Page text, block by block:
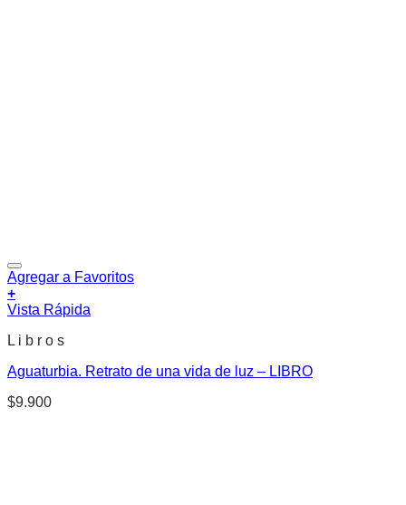
Agregar a Favoritos
+
Vista Rápida
L i b r o s
Aguaturbia. Retrato de una vida de luz – LIBRO
$9.900